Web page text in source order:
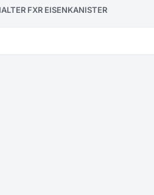
FXR EISENKANISTER